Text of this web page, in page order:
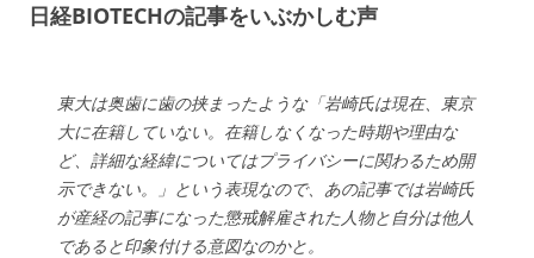
日経BIOTECHの記事をいぶかしむ声
東大は奥歯に歯の挟まったような「岩崎氏は現在、東京
大に在籍していない。在籍しなくなった時期や理由な
ど、詳細な経緯についてはプライバシーに関わるため開
示できない。」という表現なので、あの記事では岩崎氏
が産経の記事になった懲戒解雇された人物と自分は他人
であると印象付ける意図なのかと。